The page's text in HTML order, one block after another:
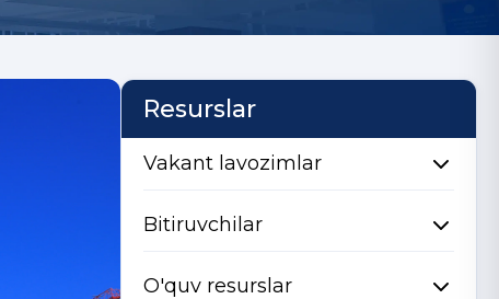
Resurslar
Vakant lavozimlar
Bitiruvchilar
O'quv resurslar